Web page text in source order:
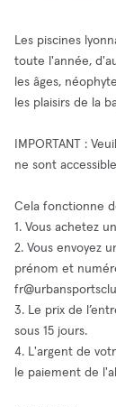
Les piscines
toute l'année,
les âges,
les plaisirs de la
IMPORTANT :
ne sont
Cela fonctionne
1. Vous achetez
2. Vous envoyez
prénom et
3. Le prix de
sous 15 jours.
4. L'argent de
le paiement de